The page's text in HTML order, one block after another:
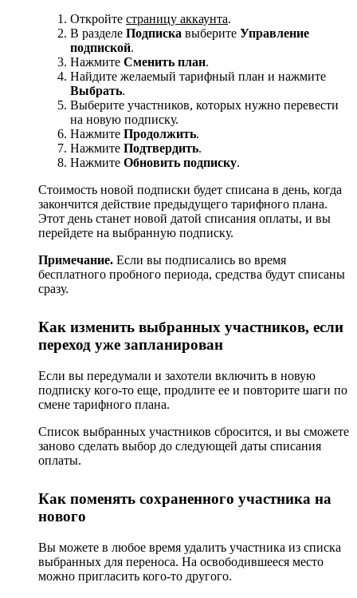
Откройте страницу аккаунта.
В разделе Подписка выберите Управление
подпиской.
Нажмите Сменить план.
Найдите желаемый тарифный план и нажмите
Выбрать.
Выберите участников, которых нужно перевести
на новую подписку.
Нажмите Продолжить.
Нажмите Подтвердить.
Нажмите Обновить подписку.
Стоимость новой подписки будет списана в день, когда
закончится действие предыдущего тарифного плана.
Этот день станет новой датой списания оплаты, и вы
перейдете на выбранную подписку.
Примечание. Если вы подписались во время
бесплатного пробного периода, средства будут списаны
сразу.
Как изменить выбранных участников, если
переход уже запланирован
Если вы передумали и захотели включить в новую
подписку кого-то еще, продлите ее и повторите шаги по
смене тарифного плана.
Список выбранных участников сбросится, и вы сможете
заново сделать выбор до следующей даты списания
оплаты.
Как поменять сохраненного участника на
нового
Вы можете в любое время удалить участника из списка
выбранных для переноса. На освободившееся место
можно пригласить кого-то другого.